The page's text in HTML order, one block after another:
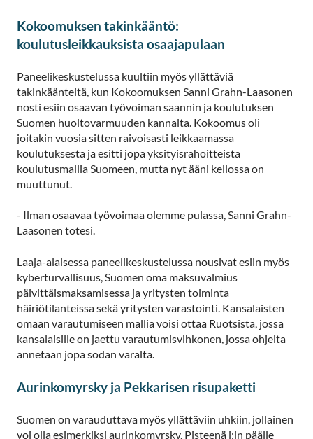
Kokoomuksen takinkääntö:
koulutusleikkauksista osaajapulaan
Paneelikeskustelussa kuultiin myös yllättäviä
takinkäänteitä, kun Kokoomuksen Sanni Grahn-Laasonen
nosti esiin osaavan työvoiman saannin ja koulutuksen
Suomen huoltovarmuuden kannalta. Kokoomus oli
joitakin vuosia sitten raivoisasti leikkaamassa
koulutuksesta ja esitti jopa yksityisrahoitteista
koulutusmallia Suomeen, mutta nyt ääni kellossa on
muuttunut.
- Ilman osaavaa työvoimaa olemme pulassa, Sanni Grahn-
Laasonen totesi.
Laaja-alaisessa paneelikeskustelussa nousivat esiin myös
kyberturvallisuus, Suomen oma maksuvalmius
päivittäismaksamisessa ja yritysten toiminta
häiriötilanteissa sekä yritysten varastointi. Kansalaisten
omaan varautumiseen mallia voisi ottaa Ruotsista, jossa
kansalaisille on jaettu varautumisvihkonen, jossa ohjeita
annetaan jopa sodan varalta.
Aurinkomyrsky ja Pekkarisen risupaketti
Suomen on varauduttava myös yllättäviin uhkiin, jollainen
voi olla esimerkiksi aurinkomyrsky. Pisteenä i:in päälle